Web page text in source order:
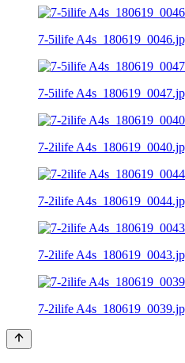
7-5ilife
7-5ilife
7-2ilife
7-2ilife
7-2ilife
7-2ilife